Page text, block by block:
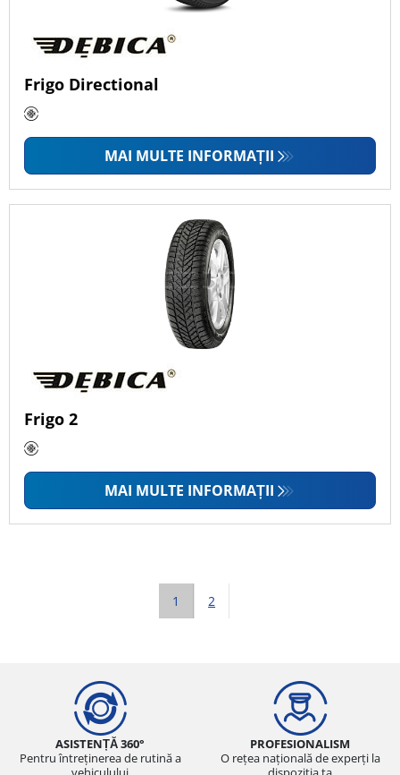
Frigo Directional
MAI MULTE INFORMAȚII
Frigo 2
MAI MULTE INFORMAȚII
1 2
ASISTENȚĂ 360°
Pentru întreținerea de rutină a
PROFESIONALISM
O rețea națională de experți la